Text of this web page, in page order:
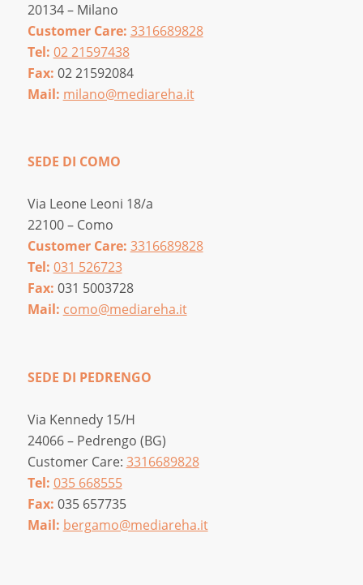
20134 – Milano
Customer Care: 3316689828
Tel: 02 21597438
Fax: 02 21592084
Mail: milano@mediareha.it
SEDE DI COMO
Via Leone Leoni 18/a
22100 – Como
Customer Care: 3316689828
Tel: 031 526723
Fax: 031 5003728
Mail: como@mediareha.it
SEDE DI PEDRENGO
Via Kennedy 15/H
24066 – Pedrengo (BG)
Customer Care: 3316689828
Tel: 035 668555
Fax: 035 657735
Mail: bergamo@mediareha.it